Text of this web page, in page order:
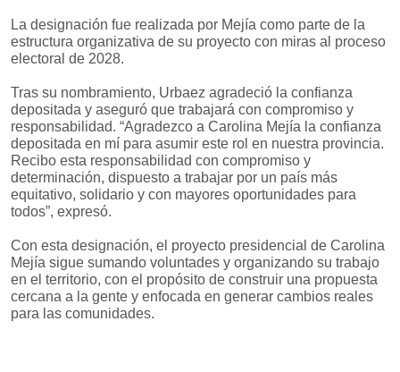
La designación fue realizada por Mejía como parte de la
estructura organizativa de su proyecto con miras al proceso
electoral de 2028.
Tras su nombramiento, Urbaez agradeció la confianza
depositada y aseguró que trabajará con compromiso y
responsabilidad. “Agradezco a Carolina Mejía la confianza
depositada en mí para asumir este rol en nuestra provincia.
Recibo esta responsabilidad con compromiso y
determinación, dispuesto a trabajar por un país más
equitativo, solidario y con mayores oportunidades para
todos”, expresó.
Con esta designación, el proyecto presidencial de Carolina
Mejía sigue sumando voluntades y organizando su trabajo
en el territorio, con el propósito de construir una propuesta
cercana a la gente y enfocada en generar cambios reales
para las comunidades.